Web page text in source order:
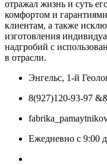
отражал жизнь и суть
комфортом и
клиентам, а также
изготовления
надгробий с
в отрасли.
Энгельс, 1-й
8(927)120-93-97
Ежедневно с 9:00